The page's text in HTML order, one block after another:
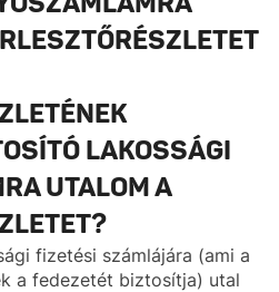
LAKOSSÁGI
UTALOM A
fizetési számlájára (ami a
a fedezetét biztosítja) utal